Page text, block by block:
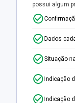
possui algum
Dados
Situação
Indicação
Indicação